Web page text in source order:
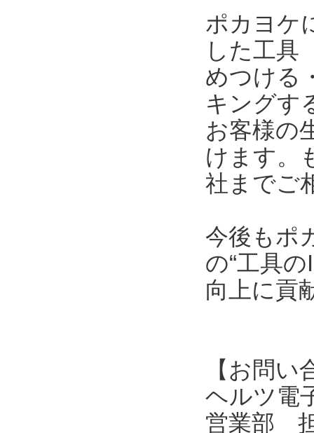
ポカヨケ
した工具
めつける
キングす
お客様の
けます。
社までご
今後もポ
の“工具
向上に貢
【お問い
ヘルツ電
営業部